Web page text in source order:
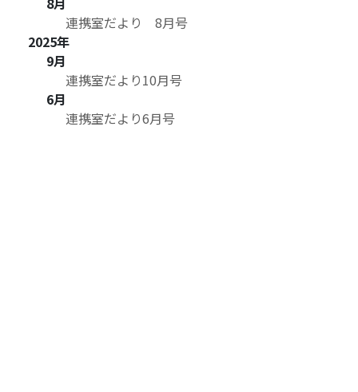
連携室だより 8月号
2025年
9月
連携室だより10月号
6月
連携室だより6月号